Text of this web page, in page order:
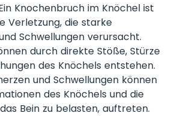
Knochenbruch im Knöchel ist
Verletzung, die starke
Schwellungen verursacht.
durch direkte Stöße, Stürze
des Knöchels entstehen.
und Schwellungen können
des Knöchels und die
Bein zu belasten, auftreten.